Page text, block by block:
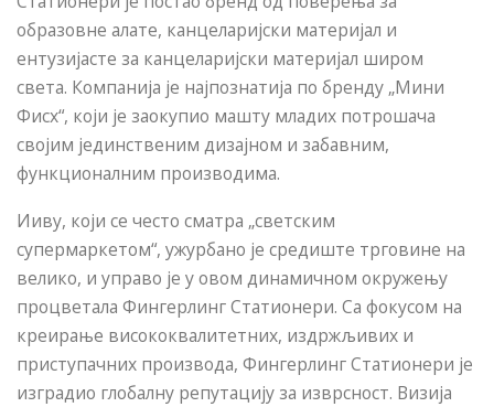
образовне алате, канцеларијски материјал и
ентузијасте за канцеларијски материјал широм
света. Компанија је најпознатија по бренду „Мини
Фисх“, који је заокупио машту младих потрошача
својим јединственим дизајном и забавним,
функционалним производима.
Ииву, који се често сматра „светским
супермаркетом“, ужурбано је средиште трговине на
велико, и управо је у овом динамичном окружењу
процветала Фингерлинг Статионери. Са фокусом на
креирање висококвалитетних, издржљивих и
приступачних производа, Фингерлинг Статионери је
изградио глобалну репутацију за изврсност. Визија